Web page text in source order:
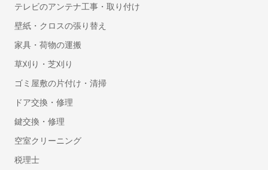
シナジーマーケティング株式会社
テレビのアンテナ工事・取り付け
壁紙・クロスの張り替え
家具・荷物の運搬
草刈り・芝刈り
ゴミ屋敷の片付け・清掃
ドア交換・修理
鍵交換・修理
空室クリーニング
税理士